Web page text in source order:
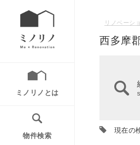
ミノリノとは
物件検索
リノベーシ
西多摩
現在の